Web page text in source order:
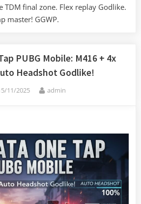
TDM final zone. Flex replay Godlike.
master! GGWP.
PUBG Mobile: M416 + 4x
Headshot Godlike!
11/2025 By
admin